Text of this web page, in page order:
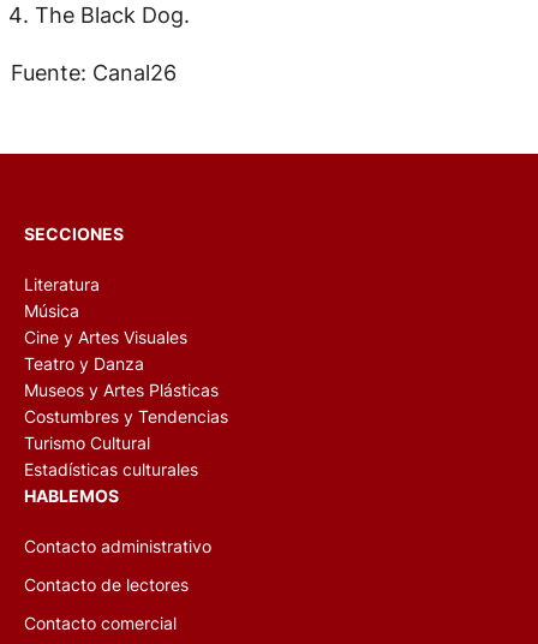
The Black Dog.
Fuente: Canal26
SECCIONES
Literatura
Música
Cine y Artes Visuales
Teatro y Danza
Museos y Artes Plásticas
Costumbres y Tendencias
Turismo Cultural
Estadísticas culturales
HABLEMOS
Contacto administrativo
Contacto de lectores
Contacto comercial